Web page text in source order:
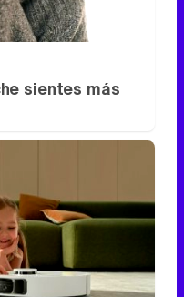
sientes más